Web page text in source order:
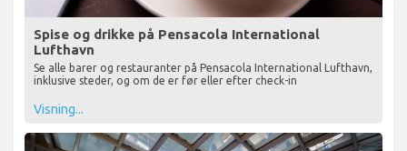
Spise og drikke på Pensacola International
Lufthavn
Se alle barer og restauranter på Pensacola International Lufthavn,
inklusive steder, og om de er før eller efter check-in
Visning...